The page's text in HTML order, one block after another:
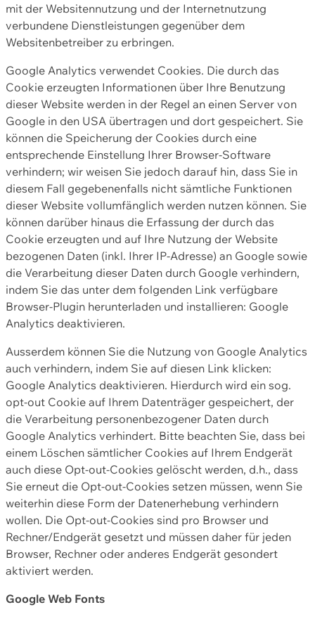
mit der Websitennutzung und der Internetnutzung
verbundene Dienstleistungen gegenüber dem
Websitenbetreiber zu erbringen.
Google Analytics verwendet Cookies. Die durch das
Cookie erzeugten Informationen über Ihre Benutzung
dieser Website werden in der Regel an einen Server von
Google in den USA übertragen und dort gespeichert. Sie
können die Speicherung der Cookies durch eine
entsprechende Einstellung Ihrer Browser-Software
verhindern; wir weisen Sie jedoch darauf hin, dass Sie in
diesem Fall gegebenenfalls nicht sämtliche Funktionen
dieser Website vollumfänglich werden nutzen können. Sie
können darüber hinaus die Erfassung der durch das
Cookie erzeugten und auf Ihre Nutzung der Website
bezogenen Daten (inkl. Ihrer IP-Adresse) an Google sowie
die Verarbeitung dieser Daten durch Google verhindern,
indem Sie das unter dem folgenden Link verfügbare
Browser-Plugin herunterladen und installieren: Google
Analytics deaktivieren.
Ausserdem können Sie die Nutzung von Google Analytics
auch verhindern, indem Sie auf diesen Link klicken:
Google Analytics deaktivieren. Hierdurch wird ein sog.
opt-out Cookie auf Ihrem Datenträger gespeichert, der
die Verarbeitung personenbezogener Daten durch
Google Analytics verhindert. Bitte beachten Sie, dass bei
einem Löschen sämtlicher Cookies auf Ihrem Endgerät
auch diese Opt-out-Cookies gelöscht werden, d.h., dass
Sie erneut die Opt-out-Cookies setzen müssen, wenn Sie
weiterhin diese Form der Datenerhebung verhindern
wollen. Die Opt-out-Cookies sind pro Browser und
Rechner/Endgerät gesetzt und müssen daher für jeden
Browser, Rechner oder anderes Endgerät gesondert
aktiviert werden.
Google Web Fonts